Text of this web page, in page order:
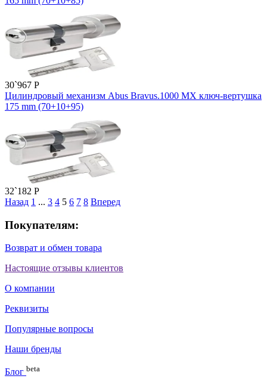
30`967 P
Цилиндровый механизм Abus Bravus.1000 MX ключ-вертушка
175 mm (70+10+95)
32`182 P
Назад 1 ... 3 4 5 6 7 8 Вперед
Покупателям:
Возврат и обмен товара
Настоящие отзывы клиентов
О компании
Реквизиты
Популярные вопросы
Наши бренды
Блог beta